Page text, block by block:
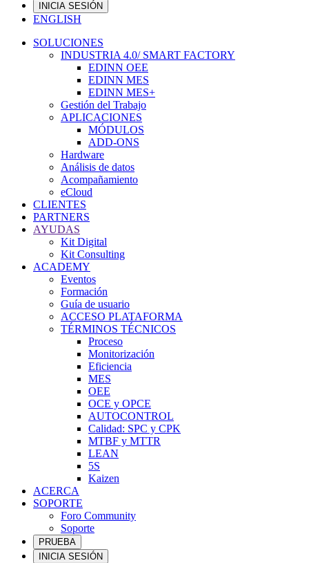
INICIA SESIÓN
ENGLISH
SOLUCIONES
INDUSTRIA 4.0/ SMART FACTORY
EDINN OEE
EDINN MES
EDINN MES+
Gestión del Trabajo
APLICACIONES
MÓDULOS
ADD-ONS
Hardware
Análisis de datos
Acompañamiento
eCloud
CLIENTES
PARTNERS
AYUDAS
Kit Digital
Kit Consulting
ACADEMY
Eventos
Formación
Guía de usuario
ACCESO PLATAFORMA
TÉRMINOS TÉCNICOS
Proceso
Monitorización
Eficiencia
MES
OEE
OCE y OPCE
AUTOCONTROL
Calidad: SPC y CPK
MTBF y MTTR
LEAN
5S
Kaizen
ACERCA
SOPORTE
Foro Community
Soporte
PRUEBA
INICIA SESIÓN